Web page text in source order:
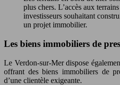
plus chers. L’accès aux
investisseurs souhaitant
un projet immobilier.
Les biens immobiliers de
Le Verdon-sur-Mer dispose
offrant des biens immobiliers de
d’une clientèle exigeante.